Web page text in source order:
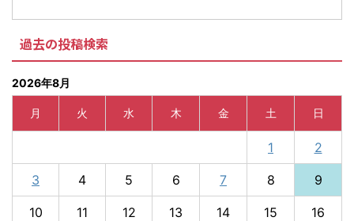
過去の投稿検索
2026年8月
月 火 水 木 金 土 日
1 2
3 4 5 6 7 8 9
10 11 12 13 14 15 16